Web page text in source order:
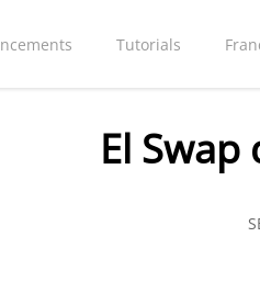
Tutorials
El